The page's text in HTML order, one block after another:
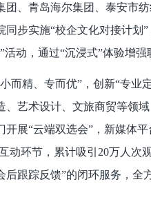
团、青岛海尔集团、泰安市
同步实施“校企文化对接计
动，通过“沉浸式”体验增强
而精、专而优”，创新“专
艺术设计、文旅商贸等领
开展“云端双选会”，新媒体
动环节，累计吸引20万人次
跟踪反馈”的闭环服务，全